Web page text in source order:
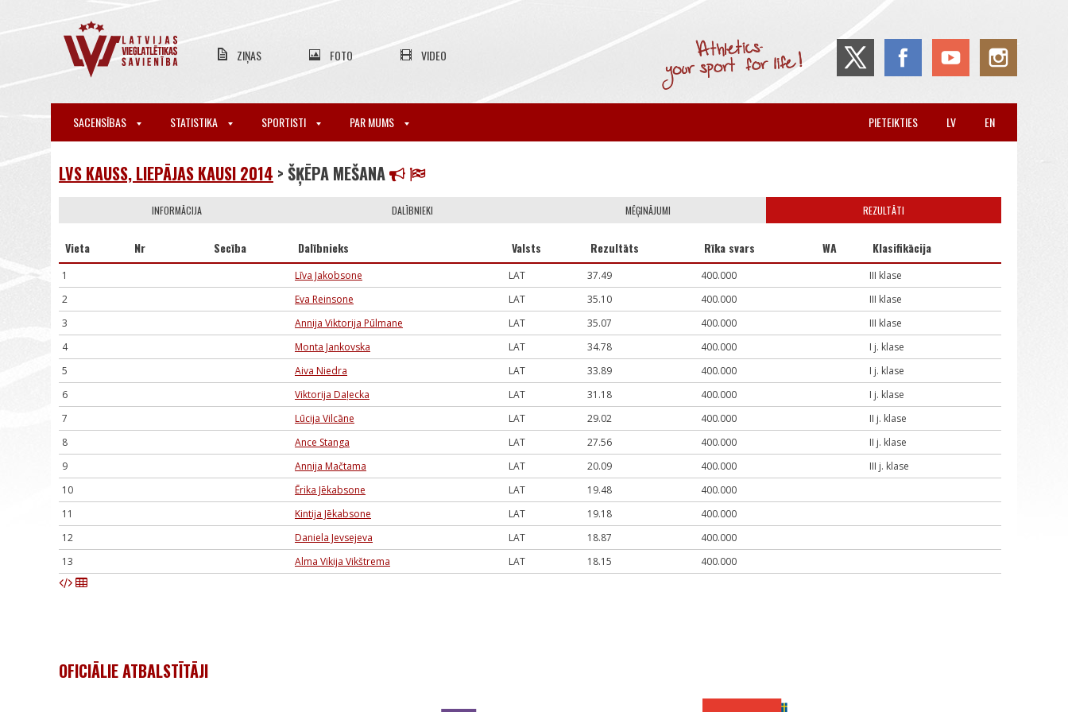
ZIŅAS FOTO VIDEO
SACENSĪBAS STATISTIKA SPORTISTI PAR MUMS EN
LV
PIETEIKTIES
LVS KAUSS, LIEPĀJAS KAUSI 2014 > ŠĶĒPA MEŠANA
INFORMĀCIJA DALĪBNIEKI MĒĢINĀJUMI REZULTĀTI
Vieta Nr Secība Dalībnieks Valsts Rezultāts Rīka svars WA Klasifikācija
1 Līva Jakobsone LAT 37.49 400.000
III klase
2
Eva Reinsone LAT 35.10 400.000
III klase
3
Annija Viktorija Pūlmane LAT 35.07 400.000
III klase
4
Monta Jankovska LAT 34.78 400.000
I j. klase
5
Aiva Niedra LAT 33.89 400.000
I j. klase
6
Viktorija Daļecka LAT 31.18 400.000
I j. klase
7
Lūcija Vilcāne LAT 29.02 400.000
II j. klase
8
Ance Stanga LAT 27.56 400.000
II j. klase
9
Annija Mačtama LAT 20.09 400.000
III j. klase
10
Ērika Jēkabsone LAT 19.48
400.000
11
Kintija Jēkabsone LAT 19.18
400.000
12
Daniela Jevsejeva LAT 18.87
400.000
13
Alma Vikija Vikštrema LAT 18.15 400.000
OFICIĀLIE ATBALSTĪTĀJI